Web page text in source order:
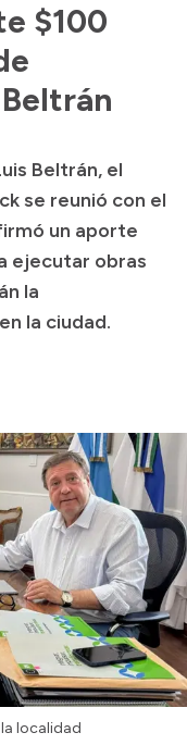
$100
Beltrán, el
se reunió con el
un aporte
ejecutar obras
la
la ciudad.
localidad